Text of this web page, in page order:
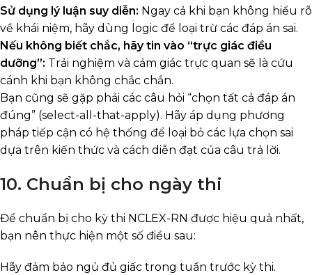
Sử dụng lý luận suy diễn: Ngay cả khi bạn không hiểu rõ
về khái niệm, hãy dùng logic để loại trừ các đáp án sai.
Nếu không biết chắc, hãy tin vào “trực giác điều
dưỡng”: Trải nghiệm và cảm giác trực quan sẽ là cứu
cánh khi bạn không chắc chắn.
Bạn cũng sẽ gặp phải các câu hỏi “chọn tất cả đáp án
đúng” (select-all-that-apply). Hãy áp dụng phương
pháp tiếp cận có hệ thống để loại bỏ các lựa chọn sai
dựa trên kiến thức và cách diễn đạt của câu trả lời.
10. Chuẩn bị cho ngày thi
Để chuẩn bị cho kỳ thi NCLEX-RN được hiệu quả nhất,
bạn nên thực hiện một số điều sau:
Hãy đảm bảo ngủ đủ giấc trong tuần trước kỳ thi.